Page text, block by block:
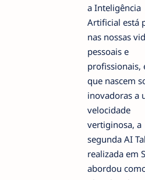
a Inteligência
Artificial está
nas nossas
pessoais e
profissionais,
que nascem
inovadoras a
velocidade
vertiginosa, a
segunda AI
realizada em
abordou